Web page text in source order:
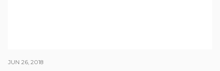
JUN 26, 2018